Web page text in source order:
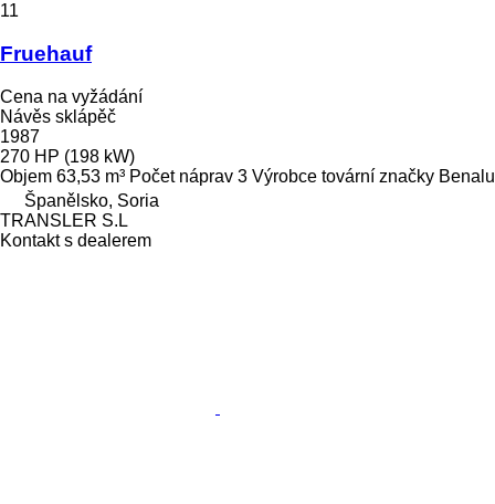
11
Fruehauf
Cena na vyžádání
Návěs sklápěč
1987
270 HP (198 kW)
Objem 63,53 m³ Počet náprav 3 Výrobce tovární značky Benalu
Španělsko, Soria
TRANSLER S.L
Kontakt s dealerem